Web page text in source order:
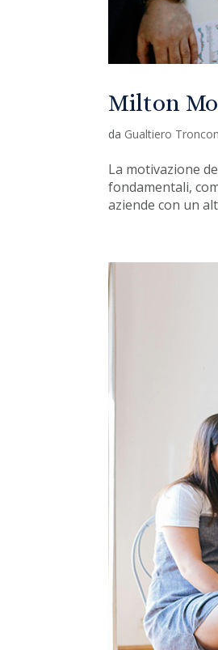
Milton
da Gualtiero
La motivazione
fondamentali,
aziende con un